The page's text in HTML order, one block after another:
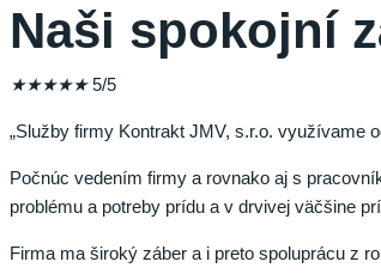
Naši spokojní
★★★★★ 5/5
„Služby firmy Kontrakt JMV, s.r.o.
Počnúc vedením firmy a rovnako aj s
problému a potreby prídu a v drvivej väčšine
Firma ma široký záber a i preto spoluprácu z